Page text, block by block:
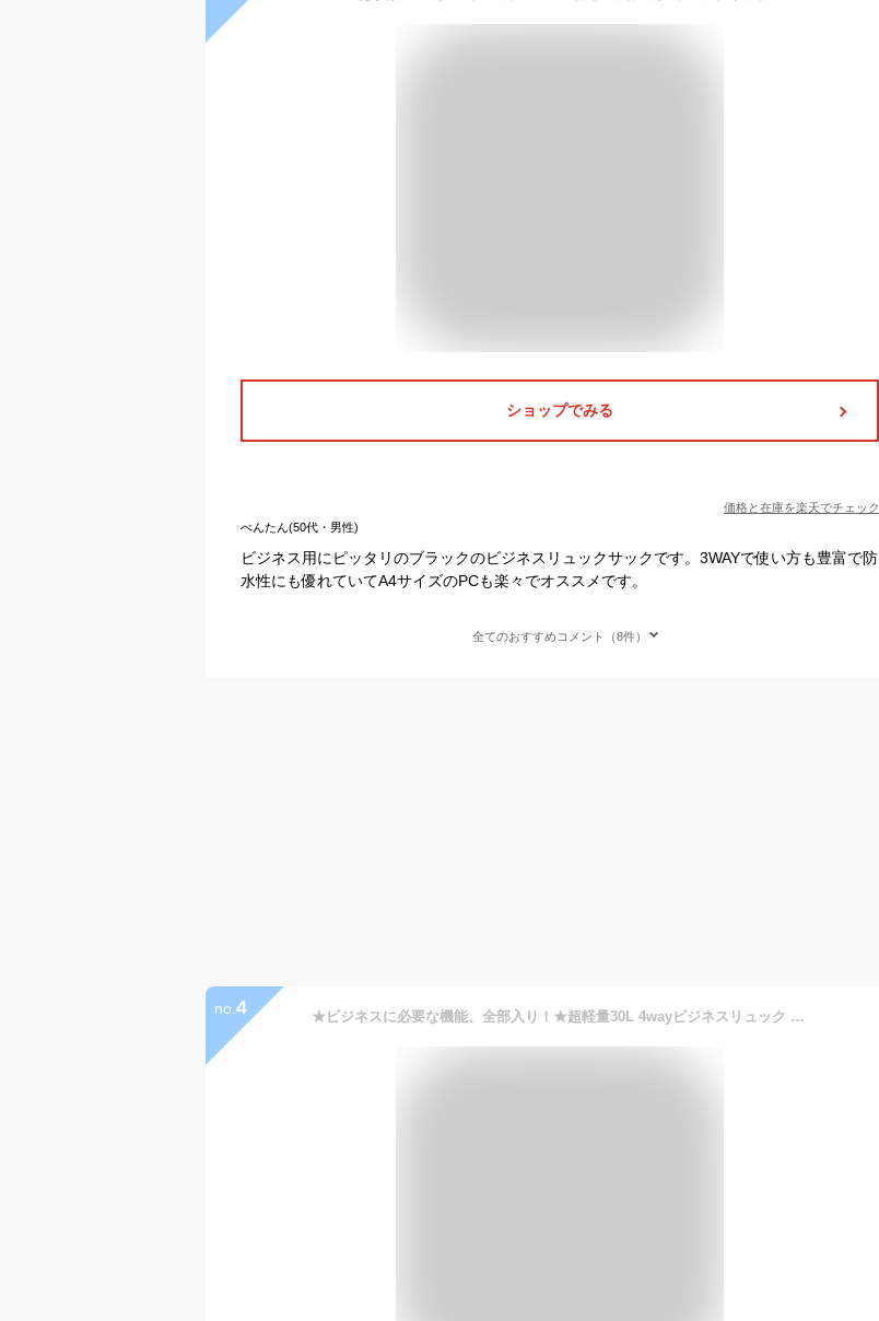
ショップでみる
価格と在庫を楽天でチェック
べんたん(50代・男性)
ビジネス用にピッタリのブラックのビジネスリュックサックです。3WAYで使い方も豊富で防
水性にも優れていてA4サイズのPCも楽々でオススメです。
全てのおすすめコメント（8件）
no. 4 ★ビジネスに必要な機能、全部入り！★超軽量30L 4wayビジネスリュック メンズ リュックサック ビジネスバッグ 大容量 リュック 【国内メーカー】防水 止水ファスナー 撥水加工 マチ拡張 通勤 バックパック 出張 旅行 通勤 通学 pc パソコン デイパック 頑丈 耐久性